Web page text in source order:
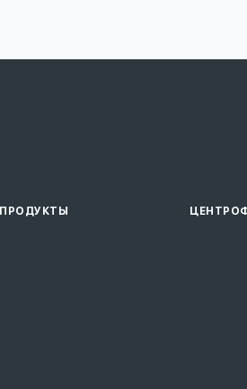
ПРОДУКТЫ